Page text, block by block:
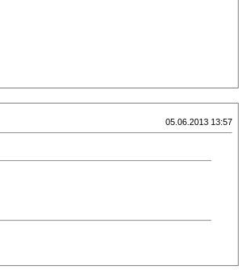
05.06.2013 13:57